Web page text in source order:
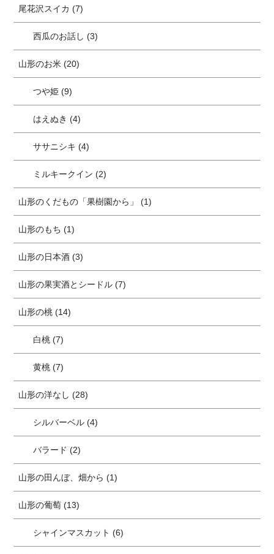
尾花沢スイカ (7)
西瓜のお話し (3)
山形のお米 (20)
つや姫 (9)
はえぬき (4)
ササニシキ (4)
ミルキークイン (2)
山形のくだもの「果樹園から」 (1)
山形のもち (1)
山形の日本酒 (3)
山形の果実酒とシードル (7)
山形の桃 (14)
白桃 (7)
黄桃 (7)
山形の洋なし (28)
シルバーベル (4)
バラード (2)
山形の田んぼ、畑から (1)
山形の葡萄 (13)
シャインマスカット (6)